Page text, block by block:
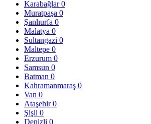
Karabağlar0
Muratpaşa 0
Şanlıurfa 0
Malatya 0
Sultangazi 0
Maltepe 0
Erzurum 0
Samsun 0
Batman 0
Kahramanmaraş 0
Van 0
Ataşehir0
Şişli 0
Denizli 0